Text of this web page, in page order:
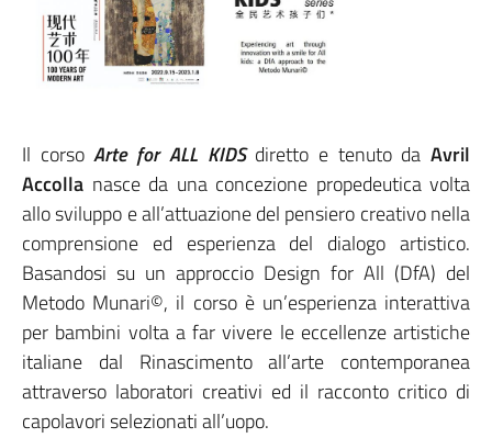
Il corsoArte for ALL KIDSdiretto e tenuto daAvril
Accolla nasce da una concezione propedeutica volta
allo sviluppo e all’attuazione del pensiero creativo nella
comprensione ed esperienza del dialogo artistico.
Basandosi su un approccio Design for All (DfA) del
Metodo Munari©, il corso è un’esperienza interattiva
per bambini volta a far vivere le eccellenze artistiche
italiane dal Rinascimento all’arte contemporanea
attraverso laboratori creativi ed il racconto critico di
capolavori selezionati all’uopo.